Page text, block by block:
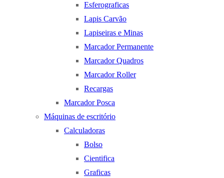
Esferograficas
Lapis Carvão
Lapiseiras e Minas
Marcador Permanente
Marcador Quadros
Marcador Roller
Recargas
Marcador Posca
Máquinas de escritório
Calculadoras
Bolso
Cientifica
Graficas